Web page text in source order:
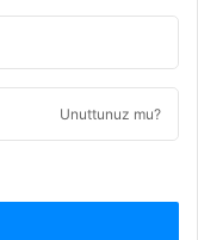
Unuttunuz mu?